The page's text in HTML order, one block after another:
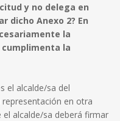
y no delega en
dicho Anexo 2? En
la
la
el alcalde/sa del
en otra
alcalde/sa deberá firmar